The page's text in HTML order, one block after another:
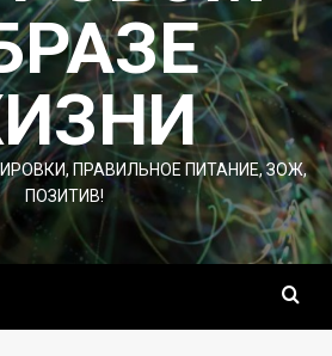
ПРАВИЛЬНОЕ ПИТАНИЕ, ЗОЖ,
ПОЗИТИВ!